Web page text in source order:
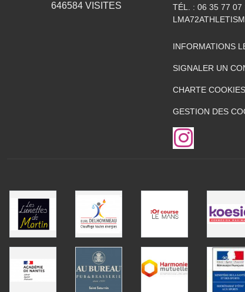
646584 VISITES TÉL. : 06 35 77 07
INFORMATIONS
SIGNALER UN
CHARTE COOKIES
GESTION DES